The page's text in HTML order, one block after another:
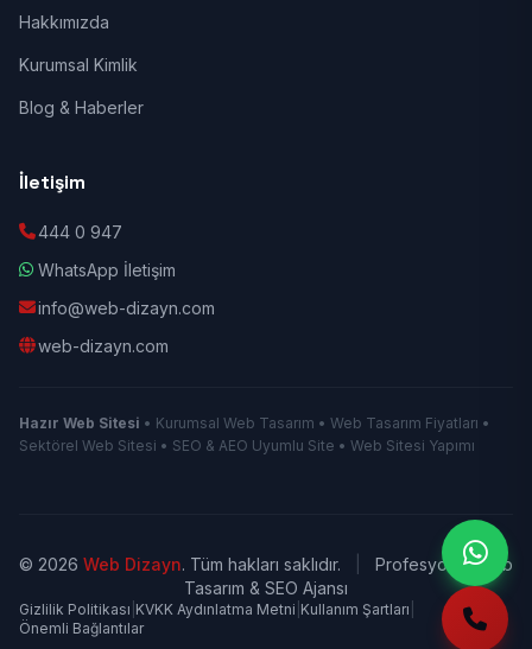
Hakkımızda
Kurumsal Kimlik
Blog & Haberler
İletişim
444 0 947
WhatsApp İletişim
info@web-dizayn.com
web-dizayn.com
Hazır Web Sitesi • Kurumsal Web Tasarım • Web Tasarım Fiyatları •
Sektörel Web Sitesi • SEO & AEO Uyumlu Site • Web Sitesi Yapımı
© 2026 Web Dizayn. Tüm hakları saklıdır.
Profesyonel Web
Tasarım & SEO Ajansı
Gizlilik Politikası KVKK Aydınlatma Metni Kullanım Şartları
Önemli Bağlantılar